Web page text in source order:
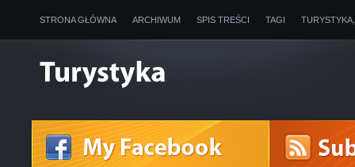
STRONA GŁÓWNA ARCHIWUM SPIS TREŚCI TAGI